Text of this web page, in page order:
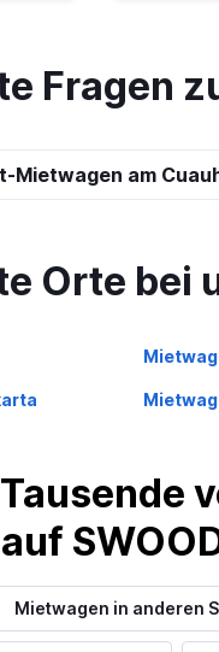
Fragen
Mietwagen am
Orte bei
Mietwagen in anderen